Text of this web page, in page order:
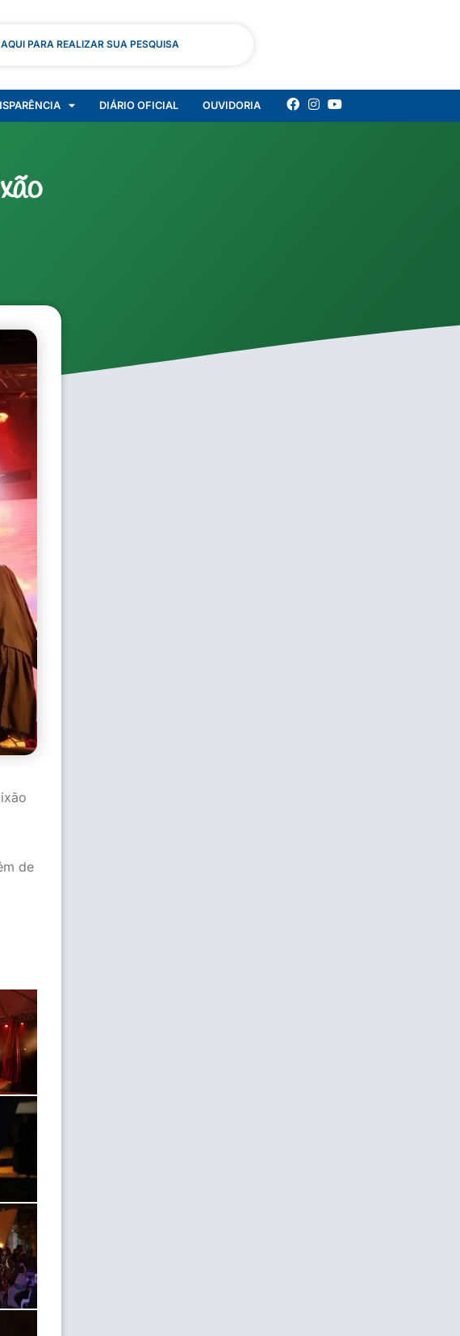
PARA REALIZAR SUA PESQUISA
DIÁRIO OFICIAL OUVIDORIA
de